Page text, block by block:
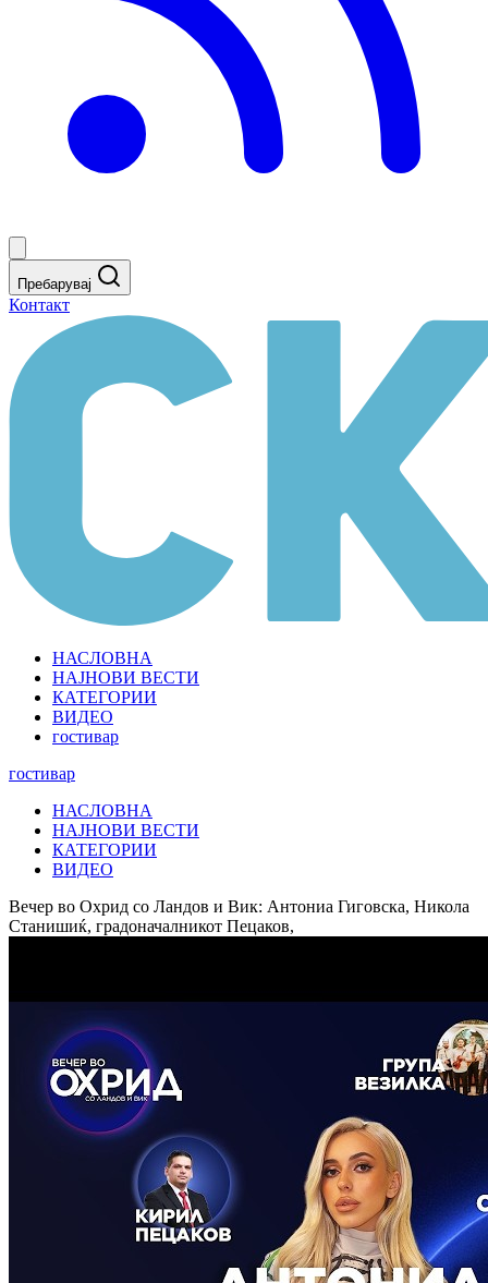
Пребарувај
Контакт
НАСЛОВНА
НАЈНОВИ ВЕСТИ
КАТЕГОРИИ
ВИДЕО
гостивар
гостивар
НАСЛОВНА
НАЈНОВИ ВЕСТИ
КАТЕГОРИИ
ВИДЕО
Вечер во Охрид со Ландов и Вик: Антониа Гиговска, Никола
Станишиќ, градоначалникот Пецаков,